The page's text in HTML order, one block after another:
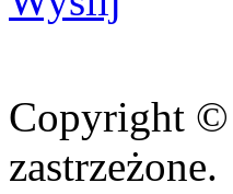
Copyright ©
zastrzeżone.